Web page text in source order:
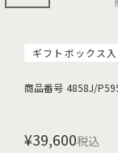
ギフトボックス入
商品番号 4858J/
¥39,600税込